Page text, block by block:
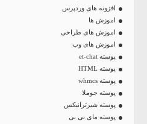
افزونه های وردپرس
اموزش ها
اموزش های طراحی
اموزش های وب
پوسته et-chat
پوسته HTML
پوسته whmcs
پوسته جوملا
پوسته شیرترانیکس
پوسته مای بی بی